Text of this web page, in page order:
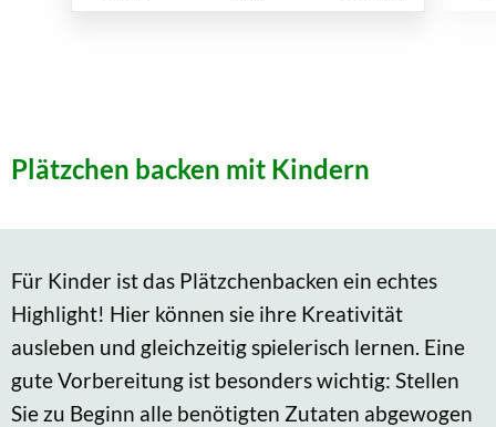
Plätzchen backen mit Kindern
Für Kinder ist das Plätzchenbacken ein echtes
Highlight! Hier können sie ihre Kreativität
ausleben und gleichzeitig spielerisch lernen. Eine
gute Vorbereitung ist besonders wichtig: Stellen
Sie zu Beginn alle benötigten Zutaten abgewogen